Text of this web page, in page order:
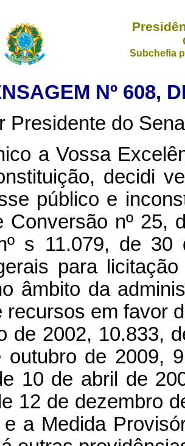
Subchefia
Nº 608,
Presidente do
a Vossa
decidi
público e
Conversão nº 25,
s 11.079, de 30
para
âmbito da
recursos em favor
de 2002, 10.833,
outubro de 2009,
10 de abril de
12 de dezembro
e a Medida